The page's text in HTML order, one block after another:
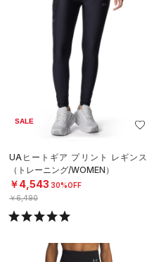
SALE
UAヒートギア プリント レギンス
（トレーニング/WOMEN）
￥4,543 30%OFF
￥6,490